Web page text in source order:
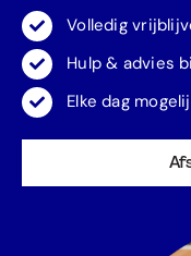
Volledig
Hulp & advies
Elke dag